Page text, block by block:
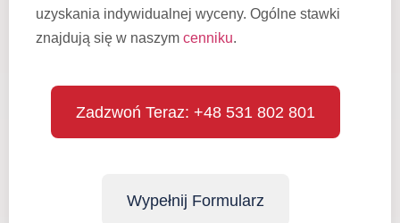
uzyskania indywidualnej wyceny. Ogólne stawki
znajdują się w naszym cenniku.
Zadzwoń Teraz: +48 531 802 801
Wypełnij Formularz